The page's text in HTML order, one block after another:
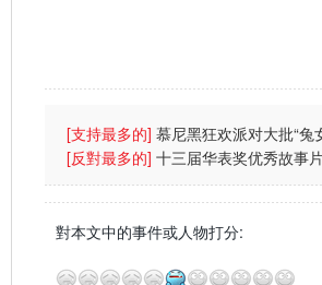
[支持最多的] 慕尼黑狂欢派对大批“兔
(图)
[反對最多的] 十三届华表奖优秀故事
强台风
對本文中的事件或人物打分: